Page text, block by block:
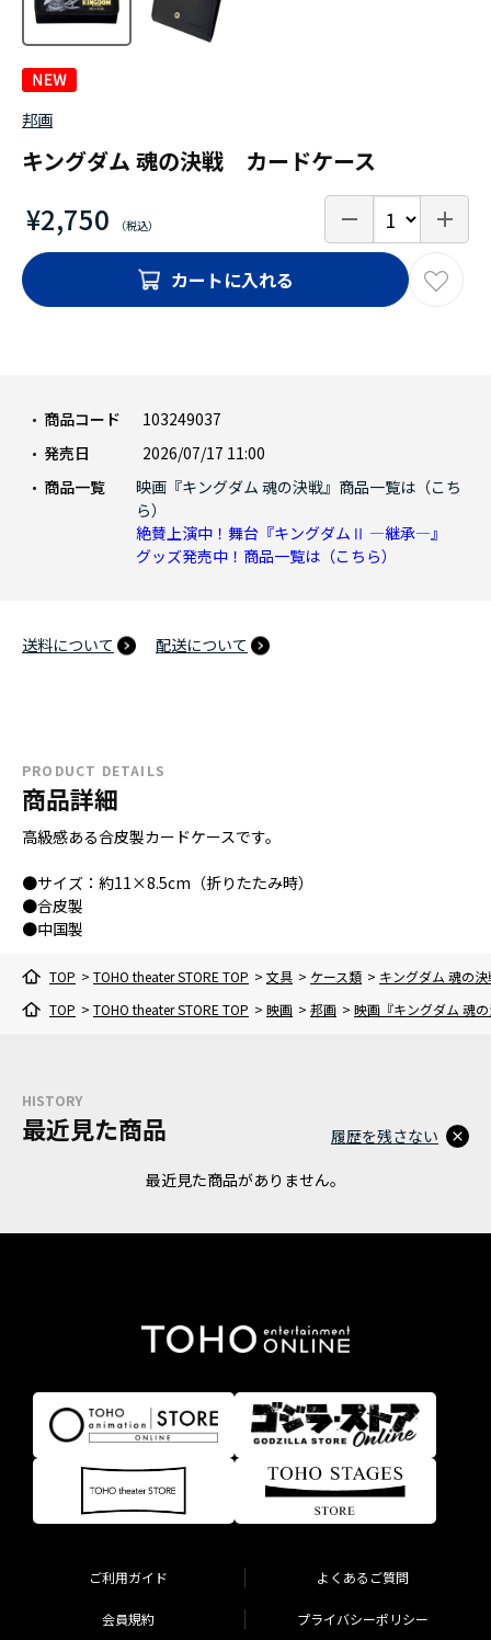
邦画
キングダム 魂の決戦 カードケース
¥2,750
商品コード
103249037
発売日
2026/07/17 11:00
商品一覧
映画『キングダム 魂の決戦』商品一覧は（こち
ら）
絶賛上演中！舞台『キングダムⅡ ―継承―』
グッズ発売中！商品一覧は（こちら）
送料について 配送について
カートに入れる
PRODUCT DETAILS
商品詳細
高級感ある合皮製カードケースです。
●サイズ：約11×8.5cm（折りたたみ時）
●合皮製
●中国製
TOP > TOHO theater STORE TOP > 文具 > ケース類 > キングダム 魂の
TOP > TOHO theater STORE TOP > 映画 > 邦画 > 映画『キングダム 魂
HISTORY
最近見た商品
最近見た商品がありません。
履歴を残さない
ご利用ガイド よくあるご質問
会員規約 プライバシーポリシー